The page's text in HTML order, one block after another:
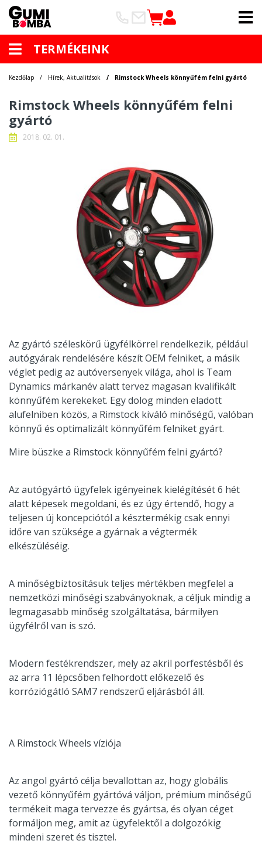
TERMÉKEINK
Kezdőlap Hírek, Aktualitások Rimstock Wheels könnyűfém felni gyártó
Rimstock Wheels könnyűfém felni
gyártó
2018. 02. 01.
Az gyártó széleskörű ügyfélkörrel rendelkezik, például
autógyárak rendelésére készít OEM felniket, a másik
véglet pedig az autóversenyek világa, ahol is Team
Dynamics márkanév alatt tervez magasan kvalifikált
könnyűfém kerekeket. Egy dolog minden eladott
alufelniben közös, a Rimstock kiváló minőségű, valóban
könnyű és optimalizált könnyűfém felniket gyárt.
Mire büszke a Rimstock könnyűfém felni gyártó?
Az autógyártó ügyfelek igényeinek kielégítését 6 hét
alatt képesek megoldani, és ez úgy értendő, hogy a
teljesen új koncepciótól a késztermékig csak ennyi
időre van szüksége a gyárnak a végtermék
elkészüléséig.
A minőségbiztosításuk teljes mértékben megfelel a
nemzetközi minőségi szabványoknak, a céljuk mindig a
legmagasabb minőség szolgáltatása, bármilyen
ügyfélről van is szó.
Modern festékrendszer, mely az akril porfestésből és
az arra 11 lépcsőben felhordott előkezelő és
korróziógátló SAM7 rendszerű eljárásból áll.
A Rimstock Wheels víziója
Az angol gyártó célja bevallottan az, hogy globális
vezető könnyűfém gyártóvá váljon, prémium minőségű
termékeit maga tervezze és gyártsa, és olyan céget
formáljon meg, amit az ügyfelektől a dolgozókig
mindeni szeret és tisztel.